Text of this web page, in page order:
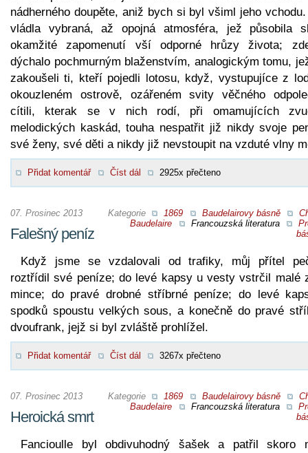
nádherného doupěte, aniž bych si byl všiml jeho
vládla vybraná, až opojná atmosféra, jež působila
okamžité zapomenutí vší odporné hrůzy života;
dýchalo pochmurným blaženstvím, analogickým tomu,
zakoušeli ti, kteří pojedli lotosu, když, vystupujíce z
okouzleném ostrově, ozářeném svity věčného
cítili, kterak se v nich rodí, při omamujících
melodických kaskád, touha nespatřit již nikdy svoje
své ženy, své děti a nikdy již nevstoupit na vzduté vlny
Přidat komentář Číst dál 2925x přečteno
Kategorie 1869 Baudelairovy básně
Baudelaire
Francouzská literatura
07. Prosinec 2013
Falešný peníz
Když jsme se vzdalovali od trafiky, můj přítel
roztřídil své peníze; do levé kapsy u vesty vstrčil malé
mince; do pravé drobné stříbrné peníze; do levé
spodků spoustu velkých sous, a konečně do pravé
dvoufrank, jejž si byl zvláště prohlížel.
Přidat komentář Číst dál 3267x přečteno
Kategorie 1869 Baudelairovy básně
Baudelaire
Francouzská literatura
07. Prosinec 2013
Heroická smrt
Fancioulle byl obdivuhodný šašek a patřil skoro